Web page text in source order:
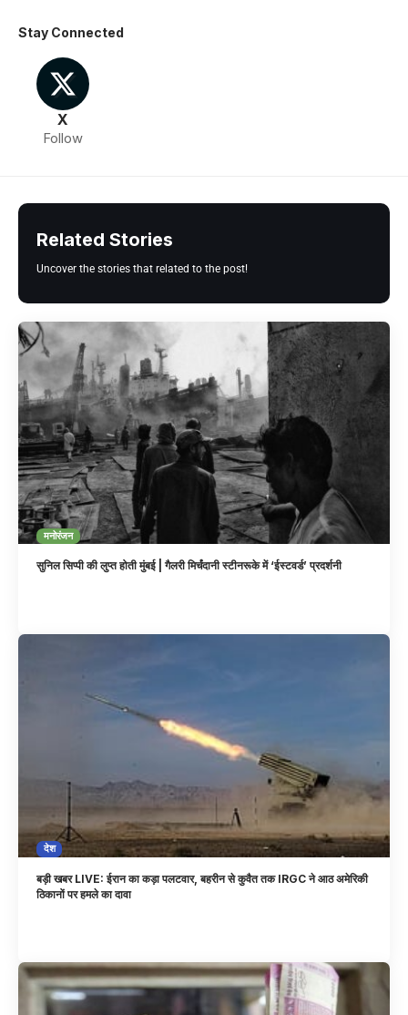
Stay Connected
X
Follow
Related Stories
Uncover the stories that related to the post!
मनोरंजन
सुनिल सिप्पी की लुप्त होती मुंबई | गैलरी मिर्चंदानी स्टीनरूके में ‘ईस्टवर्ड’ प्रदर्शनी
देश
बड़ी खबर LIVE: ईरान का कड़ा पलटवार, बहरीन से कुवैत तक IRGC ने आठ अमेरिकी
ठिकानों पर हमले का दावा